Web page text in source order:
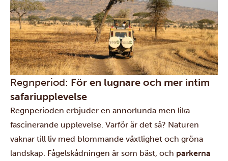
Regnperiod: För en lugnare och mer intim
safariupplevelse
Regnperioden erbjuder en annorlunda men lika
fascinerande upplevelse. Varför är det så? Naturen
vaknar till liv med blommande växtlighet och gröna
landskap. Fågelskådningen är som bäst, och parkerna